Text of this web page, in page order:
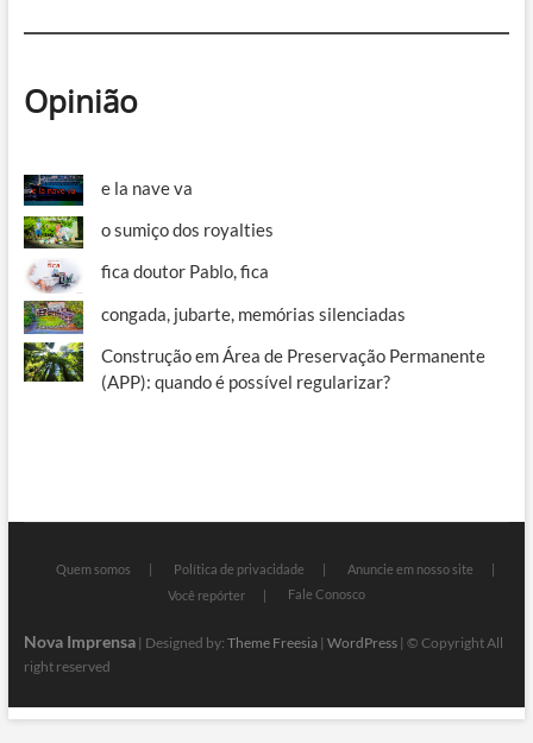
Opinião
e la nave va
o sumiço dos royalties
fica doutor Pablo, fica
congada, jubarte, memórias silenciadas
Construção em Área de Preservação Permanente
(APP): quando é possível regularizar?
Quem somos Política de privacidade
Anuncie em nosso site
Você repórter
Fale Conosco
Nova Imprensa| Designed by: Theme Freesia| WordPress| © Copyright All
right reserved